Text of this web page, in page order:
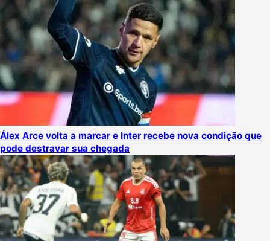
Álex Arce volta a marcar e Inter recebe nova condição que
pode destravar sua chegada